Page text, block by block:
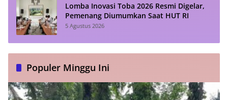
Lomba Inovasi Toba 2026 Resmi Digelar,
Pemenang Diumumkan Saat HUT RI
5 Agustus 2026
Populer Minggu Ini